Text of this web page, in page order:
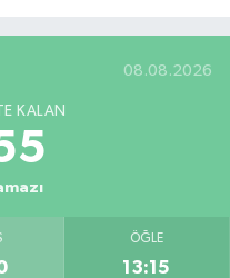
08.08.2026
KALAN
ÖĞLE
13:15